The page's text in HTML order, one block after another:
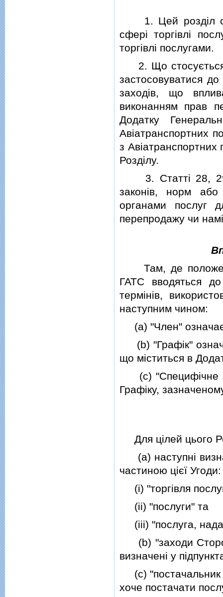
1. Цей роздiл
сферi торгiвлi
торгiвлi послугами.
2. Що стосується
застосовуватися
заходiв, що
виконанням прав
Додатку
Авiатранспортних
з Авiатранспортних
Роздiлу.
3. Статтi 28, 29 i
законiв, норм
органами послуг
перепродажу чи
Там, де
ГАТС вводяться
термiнiв,
наступним чином:
(a) "Член"
(b) "Графiк"
що мiститься в
(c) "Специфiчне
Графiку,
Для цiлей цього
(a) наступнi
частиною цiєї Угоди:
(i) "торгiвля
(ii) "послуги" та
(iii) "послуга,
(b) "заходи
визначенi у
(c) "постачальник
хоче постачати